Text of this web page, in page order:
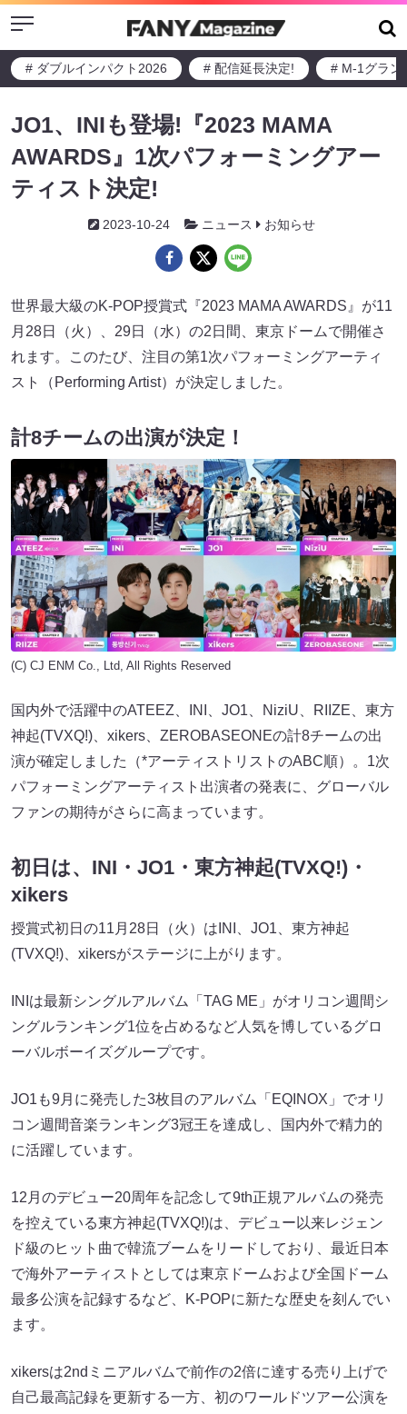
Menu
# ダブルインパクト2026 # 配信延長決定! # M-1グラン
JO1、INIも登場!『2023 MAMA
AWARDS』1次パフォーミングアー
ティスト決定!
2023-10-24 ニュース お知らせ
世界最大級のK-POP授賞式『2023 MAMA AWARDS』が11
月28日（火）、29日（水）の2日間、東京ドームで開催さ
れます。このたび、注目の第1次パフォーミングアーティ
スト（Performing Artist）が決定しました。
計8チームの出演が決定！
(C) CJ ENM Co., Ltd, All Rights Reserved
国内外で活躍中のATEEZ、INI、JO1、NiziU、RIIZE、東方
神起(TVXQ!)、xikers、ZEROBASEONEの計8チームの出
演が確定しました（*アーティストリストのABC順）。1次
パフォーミングアーティスト出演者の発表に、グローバル
ファンの期待がさらに高まっています。
初日は、INI・JO1・東方神起(TVXQ!)・
xikers
授賞式初日の11月28日（火）はINI、JO1、東方神起
(TVXQ!)、xikersがステージに上がります。
INIは最新シングルアルバム「TAG ME」がオリコン週間シ
ングルランキング1位を占めるなど人気を博しているグロ
ーバルボーイズグループです。
JO1も9月に発売した3枚目のアルバム「EQINOX」でオリ
コン週間音楽ランキング3冠王を達成し、国内外で精力的
に活躍しています。
12月のデビュー20周年を記念して9th正規アルバムの発売
を控えている東方神起(TVXQ!)は、デビュー以来レジェン
ド級のヒット曲で韓流ブームをリードしており、最近日本
で海外アーティストとしては東京ドームおよび全国ドーム
最多公演を記録するなど、K-POPに新たな歴史を刻んでい
ます。
xikersは2ndミニアルバムで前作の2倍に達する売り上げで
自己最高記録を更新する一方、初のワールドツアー公演を